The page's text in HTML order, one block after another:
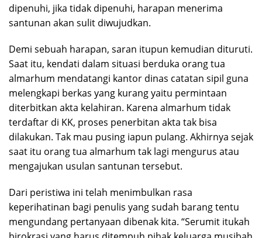
dipenuhi, jika tidak dipenuhi, harapan menerima
santunan akan sulit diwujudkan.
Demi sebuah harapan, saran itupun kemudian dituruti.
Saat itu, kendati dalam situasi berduka orang tua
almarhum mendatangi kantor dinas catatan sipil guna
melengkapi berkas yang kurang yaitu permintaan
diterbitkan akta kelahiran. Karena almarhum tidak
terdaftar di KK, proses penerbitan akta tak bisa
dilakukan. Tak mau pusing iapun pulang. Akhirnya sejak
saat itu orang tua almarhum tak lagi mengurus atau
mengajukan usulan santunan tersebut.
Dari peristiwa ini telah menimbulkan rasa
keperihatinan bagi penulis yang sudah barang tentu
mengundang pertanyaan dibenak kita. “Serumit itukah